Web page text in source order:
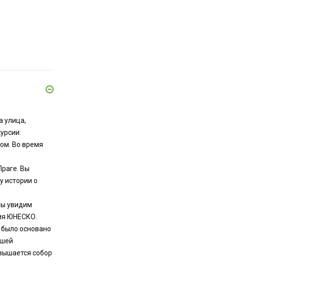
улица,
Во время
Вы
истории о
увидим
ЮНЕСКО.
основано
собор